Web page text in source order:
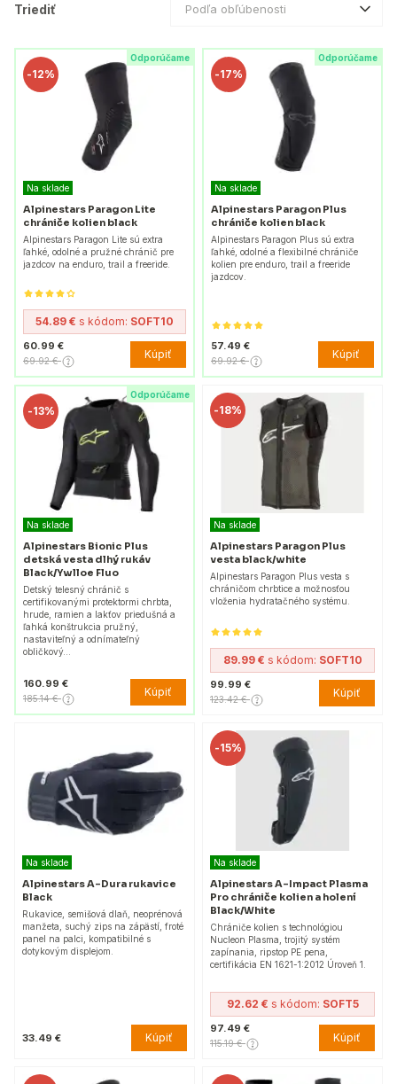
Triediť Podľa obľúbenosti
Odporúčame
-12%
Na sklade
Alpinestars Paragon Lite
chrániče kolien black
Alpinestars Paragon Lite sú extra
ľahké, odolné a pružné chránič pre
jazdcov na enduro, trail a freeride.
54.89 € s kódom: SOFT10
60.99 €
69.92 € Kúpiť
Odporúčame
-17%
Na sklade
Alpinestars Paragon Plus
chrániče kolien black
Alpinestars Paragon Plus sú extra
ľahké, odolné a flexibilné chrániče
kolien pre enduro, trail a freeride
jazdcov.
57.49 €
69.92 € Kúpiť
Odporúčame
-13%
Na sklade
Alpinestars Bionic Plus
detská vesta dlhý rukáv
Black/Ywlloe Fluo
Detský telesný chránič s
certifikovanými protektormi chrbta,
hrude, ramien a lakťov priedušná a
ľahká konštrukcia pružný,
nastaviteľný a odnímateľný
obličkový…
160.99 €
185.14 € Kúpiť
-18%
Na sklade
Alpinestars Paragon Plus
vesta black/white
Alpinestars Paragon Plus vesta s
chráničom chrbtice a možnosťou
vloženia hydratačného systému.
89.99 € s kódom: SOFT10
99.99 €
123.42 € Kúpiť
Na sklade
Alpinestars A-Dura rukavice
Black
Rukavice, semišová dlaň, neoprénová
manžeta, suchý zips na zápästí, froté
panel na palci, kompatibilné s
dotykovým displejom.
33.49 € Kúpiť
-15%
Na sklade
Alpinestars A-Impact Plasma
Pro chrániče kolien a holení
Black/White
Chrániče kolien s technológiou
Nucleon Plasma, trojitý systém
zapínania, ripstop PE pena,
certifikácia EN 1621-1:2012 Úroveň 1.
92.62 € s kódom: SOFT5
97.49 €
115.19 € Kúpiť